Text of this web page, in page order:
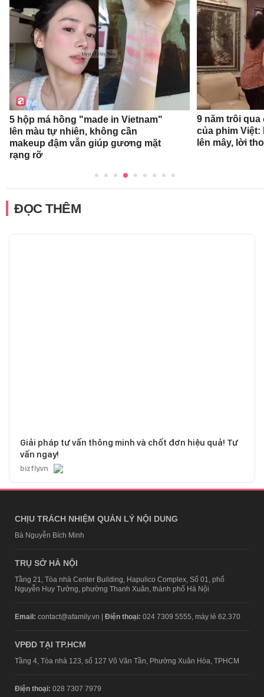
5 hộp má hồng "made in Vietnam"
lên màu tự nhiên, không cần
makeup đậm vẫn giúp gương mặt
rạng rỡ
9 năm trôi qua
của phim
lên mây, lời
ĐỌC THÊM
Giải pháp tư vấn thông minh và chốt đơn hiệu quả! Tư
vấn ngay!
bizfly.vn
CHỊU TRÁCH NHIỆM QUẢN LÝ NỘI DUNG
Bà Nguyễn Bích Minh
TRỤ SỞ HÀ NỘI
Tầng 21, Tòa nhà Center Building, Hapulico Complex, Số 01, phố
Nguyễn Huy Tưởng, phường Thanh Xuân, thành phố Hà Nội
Email: contact@afamily.vn | Điện thoại: 024 7309 5555, máy lẻ 62.370
VPĐD TẠI TP.HCM
Tầng 4, Tòa nhà 123, số 127 Võ Văn Tần, Phường Xuân Hòa, TPHCM
Điện thoại: 028 7307 7979